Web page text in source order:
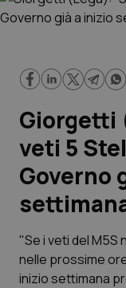
Governo e
Regioni e Asl
Lavoro e
Studi e Analisi
Giorgetti
veti 5
Governo
"Se i veti del M5S
nelle prossime
inizio settimana